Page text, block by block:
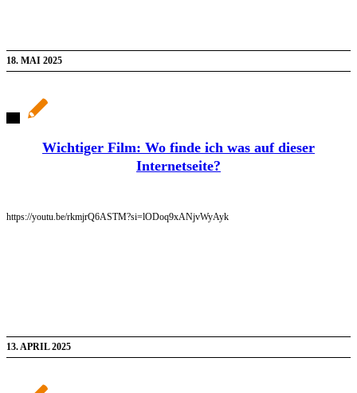
18. MAI 2025
Wichtiger Film: Wo finde ich was auf dieser
Internetseite?
https://youtu.be/rkmjrQ6ASTM?si=lODoq9xANjvWyAyk
13. APRIL 2025